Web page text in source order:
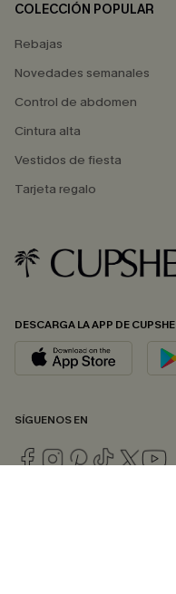
COLECCIÓN POPULAR
Rebajas
Novedades semanales
Control de abdomen
Cintura alta
Vestidos de fiesta
Tarjeta regalo
DESCARGA LA APP DE CUPSHE
SÍGUENOS EN